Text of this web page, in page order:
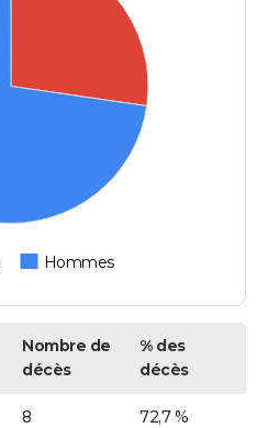
Hommes
Nombre de
décès
% des
décès
8 72,7 %